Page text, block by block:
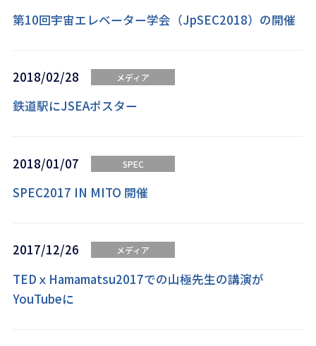
第10回宇宙エレベーター学会（JpSEC2018）の開催
2018/02/28 メディア
鉄道駅にJSEAポスター
2018/01/07 SPEC
SPEC2017 IN MITO 開催
2017/12/26 メディア
TEDｘHamamatsu2017での山極先生の講演が
YouTubeに